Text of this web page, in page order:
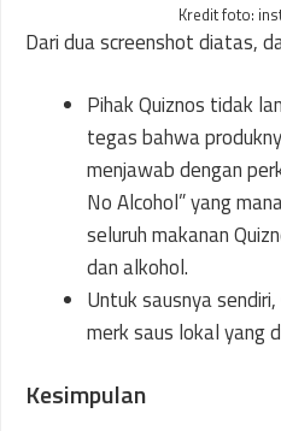
Kredit foto:
Dari dua screenshot diatas,
Pihak Quiznos tidak
tegas bahwa
menjawab dengan
No Alcohol” yang
seluruh makanan
dan alkohol.
Untuk sausnya
merk saus lokal yang
Kesimpulan